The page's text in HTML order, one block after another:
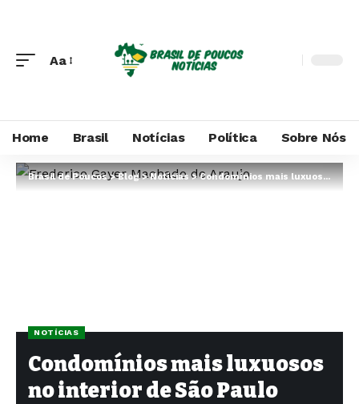
Aa
Home Brasil Notícias Política Sobre Nós
Brasil de Poucos>Blog>Notícias>Condomínios mais luxuosos no interior de São Paulo
NOTÍCIAS
Condomínios mais luxuosos
no interior de São Paulo